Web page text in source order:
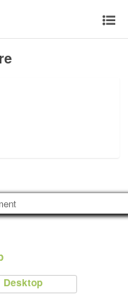
Desktop